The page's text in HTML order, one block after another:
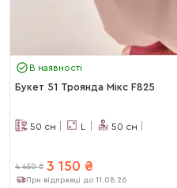
В наявності
Букет 51 Троянда Мікс F825
50 см L 50 см
4 450 ₴ 3 150 ₴
При відправці до 11.08.26